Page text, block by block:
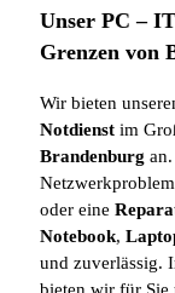
Unser PC –
Grenzen von
Wir bieten
Notdienst im
Brandenburg
oder eine
Notebook,
und zuverlässig.